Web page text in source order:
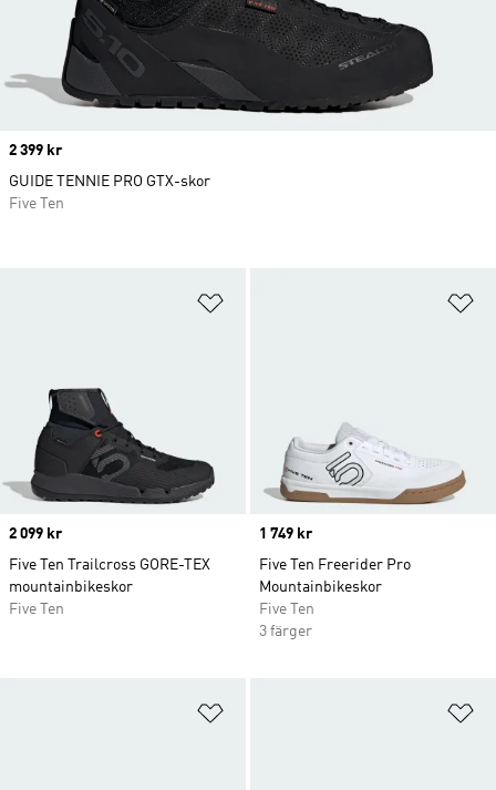
Price
2 099 kr
Five Ten Trailcross GORE-TEX
mountainbikeskor
Five Ten
Price
1 749 kr
Five Ten Freerider Pro
Mountainbikeskor
Five Ten
3 färger
Price
2 399 kr
GUIDE TENNIE PRO GTX-skor
Five Ten